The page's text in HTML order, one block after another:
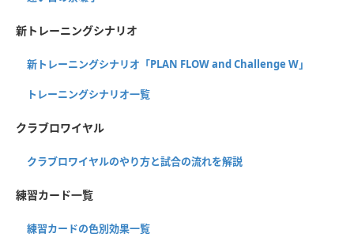
新トレーニングシナリオ
新トレーニングシナリオ「PLAN FLOW and Challenge W」
トレーニングシナリオ一覧
クラブロワイヤル
クラブロワイヤルのやり方と試合の流れを解説
練習カード一覧
練習カードの色別効果一覧